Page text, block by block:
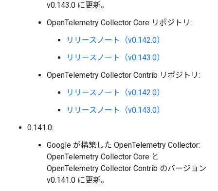
v0.143.0 に更新。
OpenTelemetry Collector Core リポジトリ:
リリースノート（v0.142.0）
リリースノート（v0.143.0）
OpenTelemetry Collector Contrib リポジトリ:
リリースノート（v0.142.0）
リリースノート（v0.143.0）
0.141.0:
Google が構築した OpenTelemetry Collector:
OpenTelemetry Collector Core と
OpenTelemetry Collector Contrib のバージョン
v0.141.0 に更新。